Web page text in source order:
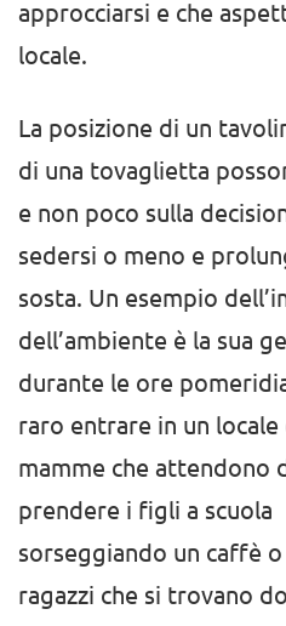
approcciarsi e che
locale.
La posizione di un
di una tovaglietta
e non poco sulla
sedersi o meno e
sosta. Un esempio
dell’ambiente è la sua
durante le ore
raro entrare in un
mamme che attendono
prendere i figli a scuola
sorseggiando un caffè
ragazzi che si trovano